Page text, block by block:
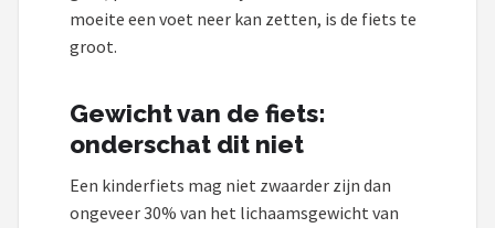
moeite een voet neer kan zetten, is de fiets te
groot.
Gewicht van de fiets:
onderschat dit niet
Een kinderfiets mag niet zwaarder zijn dan
ongeveer 30% van het lichaamsgewicht van